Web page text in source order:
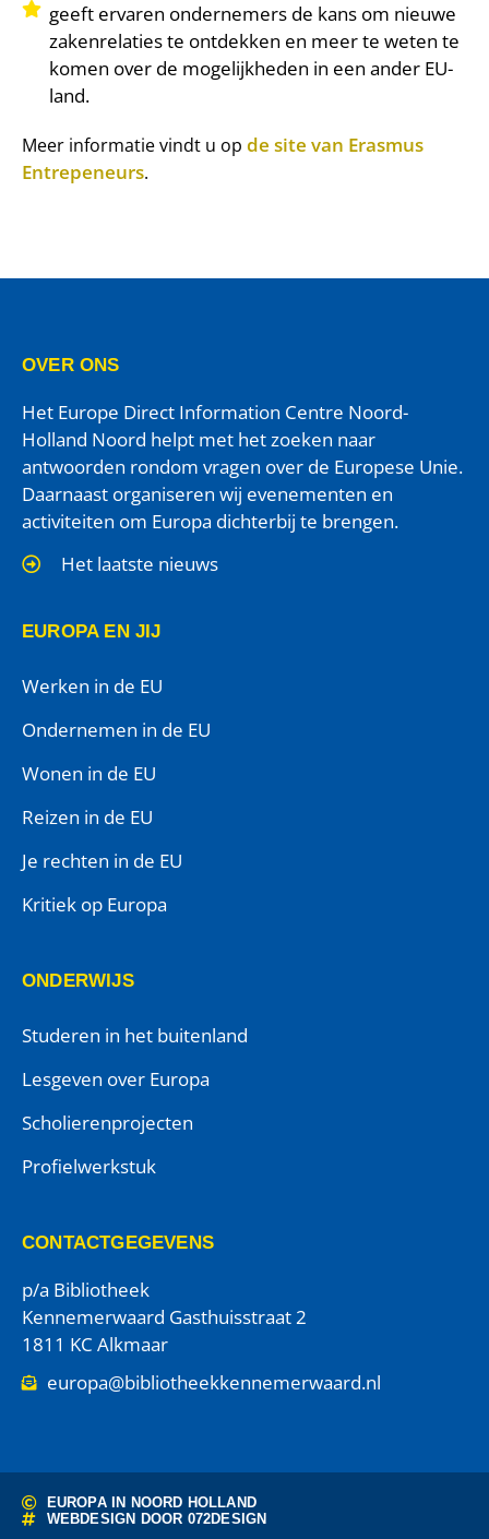
geeft ervaren ondernemers de kans om nieuwe
zakenrelaties te ontdekken en meer te weten te
komen over de mogelijkheden in een ander EU-
land.
Meer informatie vindt u op de site van Erasmus
Entrepeneurs.
OVER ONS
Het Europe Direct Information Centre Noord-
Holland Noord helpt met het zoeken naar
antwoorden rondom vragen over de Europese Unie.
Daarnaast organiseren wij evenementen en
activiteiten om Europa dichterbij te brengen.
Het laatste nieuws
EUROPA EN JIJ
Werken in de EU
Ondernemen in de EU
Wonen in de EU
Reizen in de EU
Je rechten in de EU
Kritiek op Europa
ONDERWIJS
Studeren in het buitenland
Lesgeven over Europa
Scholierenprojecten
Profielwerkstuk
CONTACTGEGEVENS
p/a Bibliotheek
Kennemerwaard Gasthuisstraat 2
1811 KC Alkmaar
europa@bibliotheekkennemerwaard.nl
EUROPA IN NOORD HOLLAND
WEBDESIGN DOOR 072DESIGN